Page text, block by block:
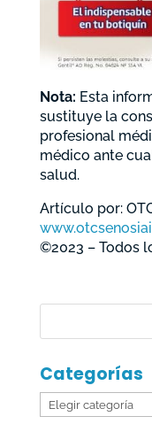
Nota: Esta
sustituye la
profesional
médico ante
salud.
Artículo por:
©2023 – Todos
Categorías
Categorías